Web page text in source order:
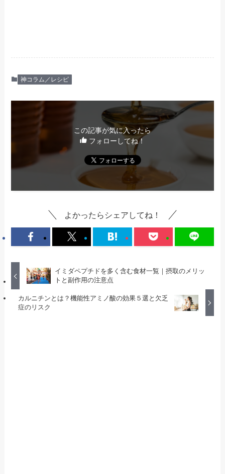
神コラム／レシピ
この記事が気に入ったら
フォローしてね！
よかったらシェアしてね！
イミダペプチドを多く含む食材一覧｜摂取のメリッ
トと副作用の注意点
カルニチンとは？機能性アミノ酸の効果５選と欠乏
症のリスク